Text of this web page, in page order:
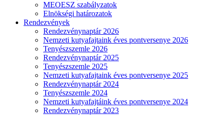
MEOESZ szabályzatok
Elnökségi határozatok
Rendezvények
Rendezvénynaptár 2026
Nemzeti kutyafajtaink éves pontversenye 2026
Tenyészszemle 2026
Rendezvénynaptár 2025
Tenyészszemle 2025
Nemzeti kutyafajtaink éves pontversenye 2025
Rendezvénynaptár 2024
Tenyészszemle 2024
Nemzeti kutyafajtáink éves pontversenye 2024
Rendezvénynaptár 2023